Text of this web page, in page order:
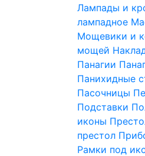
Лампады и
лампадное
Мощевики и
мощей
Панагии
Панихидные
Пасочницы
Подставки
иконы
престол
Рамки под